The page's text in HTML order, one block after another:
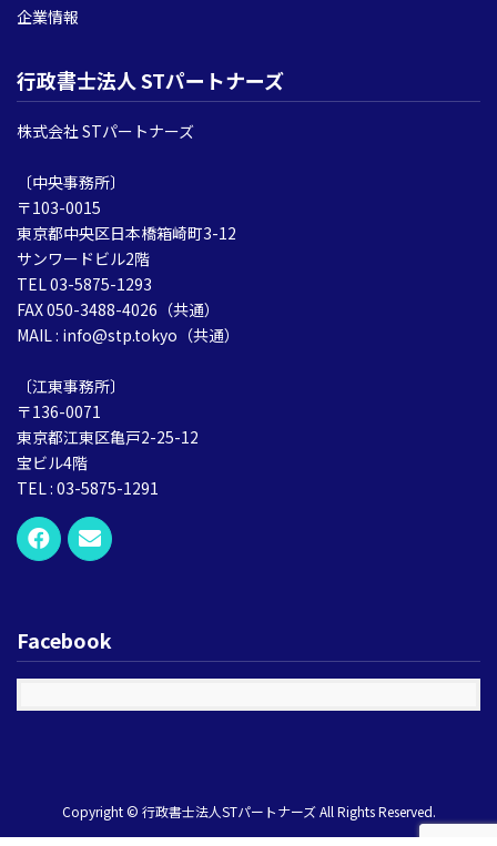
企業情報
行政書士法人 STパートナーズ
株式会社 STパートナーズ
〔中央事務所〕
〒103-0015
東京都中央区日本橋箱崎町3-12
サンワードビル2階
TEL 03-5875-1293
FAX 050-3488-4026（共通）
MAIL : info@stp.tokyo（共通）
〔江東事務所〕
〒136-0071
東京都江東区亀戸2-25-12
宝ビル4階
TEL : 03-5875-1291
Facebook
Copyright © 行政書士法人STパートナーズ All Rights Reserved.